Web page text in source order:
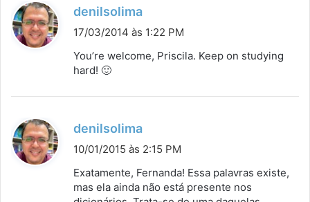
denilsolima
17/03/2014 às 1:22 PM
You’re welcome, Priscila. Keep on studying
hard! 🙂
denilsolima
i
s
10/01/2015 às 2:15 PM
Exatamente, Fernanda! Essa palavras existe,
mas ela ainda não está presente nos